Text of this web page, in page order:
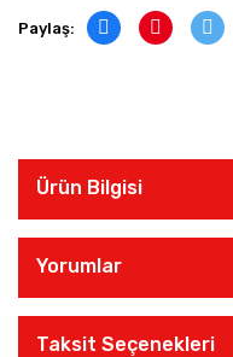
Paylaş:
Ürün Bilgisi
Yorumlar
Taksit Seçenekleri